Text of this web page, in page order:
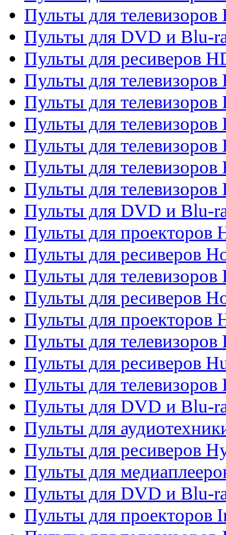
Пульты для телевизоров
Пульты для DVD и Blu-
Пульты для ресиверов
Пульты для
Пульты для телевизоров
Пульты для телевизоров
Пульты для телевизоров
Пульты для телевизоров
Пульты для телевизоров
Пульты для DVD и Blu-
Пульты для проекторов
Пульты для ресиверов
Пульты для
Пульты для ресиверов
Пульты для проекторов
Пульты для телевизоров
Пульты для ресиверов
Пульты для
Пульты для DVD и Blu-
Пульты для
Пульты для ресиверов
Пульты для
Пульты для DVD и Blu-
Пульты для проекторов